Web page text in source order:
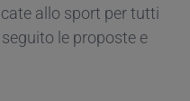
allo sport per tutti
le proposte e